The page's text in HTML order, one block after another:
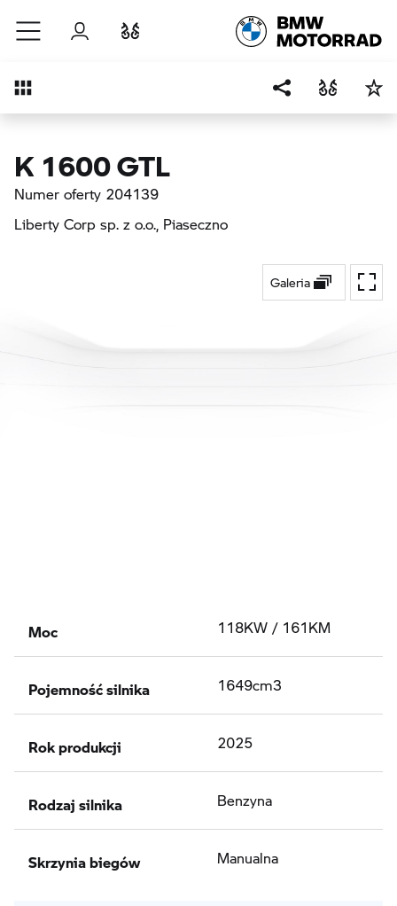
Przejdź do głównej treści
Zaloguj się
Przegląd
K 1600 GTL
Numer oferty 204139
Liberty Corp sp. z o.o., Piaseczno
Galeria
Moc 118KW / 161KM
Pojemność silnika 1649cm3
Rok produkcji 2025
Rodzaj silnika Benzyna
Skrzynia biegów Manualna